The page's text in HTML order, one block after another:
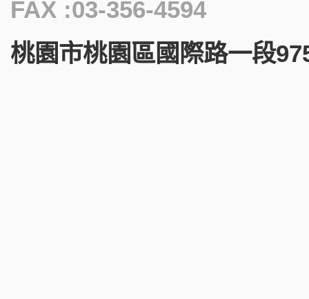
FAX :03-356-4594
桃園市桃園區國際路一段